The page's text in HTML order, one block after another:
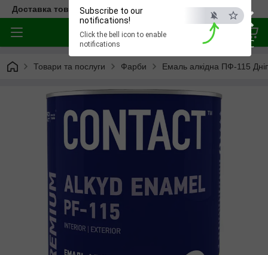
×
ESC
Subscribe to our
notifications!
Click the bell icon to enable
notifications
Доставка товара по всей Украине
Товари та послуги Фарби Емаль алкідна ПФ-115